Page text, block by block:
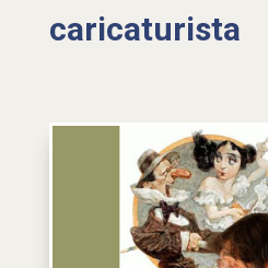
caricaturista